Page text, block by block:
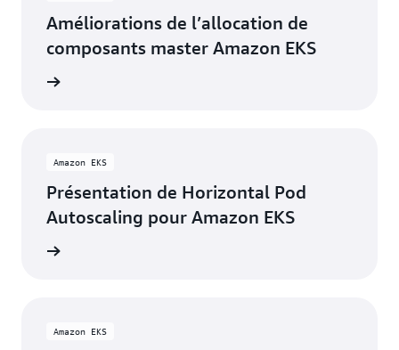
Améliorations de l’allocation de
composants master Amazon EKS
Amazon EKS
Présentation de Horizontal Pod
Autoscaling pour Amazon EKS
Amazon EKS